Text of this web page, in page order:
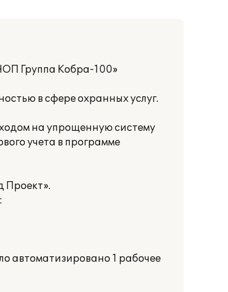
Группа Кобра-100»
в сфере охранных услуг.
на упрощенную систему
учета в программе
Проект».
автоматизировано 1 рабочее